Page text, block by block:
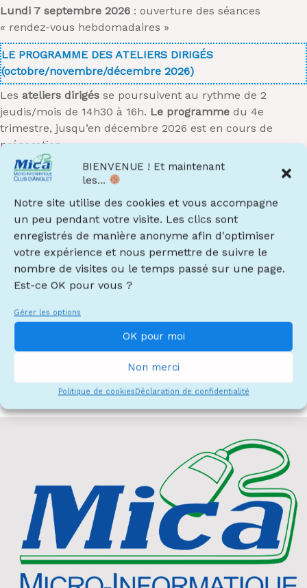
BIENVENUE ! Et maintenant
les...
Notre site utilise des cookies et vous accompagne
un peu pendant votre visite. Les clics sont
enregistrés de manière anonyme afin d'optimiser
votre expérience et nous permettre de suivre le
nombre de visites ou le temps passé sur une page.
Est-ce OK pour vous ?
Gérer les options
OK pour moi
Non merci
Politique de cookiesDéclaration de confidentialité
Lundi 7 septembre 2026 : ouverture des séances
« rendez-vous hebdomadaires »
LE PROGRAMME DES ATELIERS DIRIGÉS
(octobre/novembre/décembre 2026)
Les ateliers dirigés se poursuivent au rythme de 2
jeudis/mois de 14h30 à 16h. Le programme du 4e
trimestre, jusqu’en décembre 2026 est en cours de
préparation.
S’INSCRIRE À TOUT MOMENT AU MICA
Les permanences d’accueil pour les inscriptions se
mardi de 16h30 à 18h partir du 1er
septembre.
pré-inscriptions sont déjà ouvertes pour la rentrée de
septembre 2026
Inscrivez-vous pour la prochaine saison 2026/2027